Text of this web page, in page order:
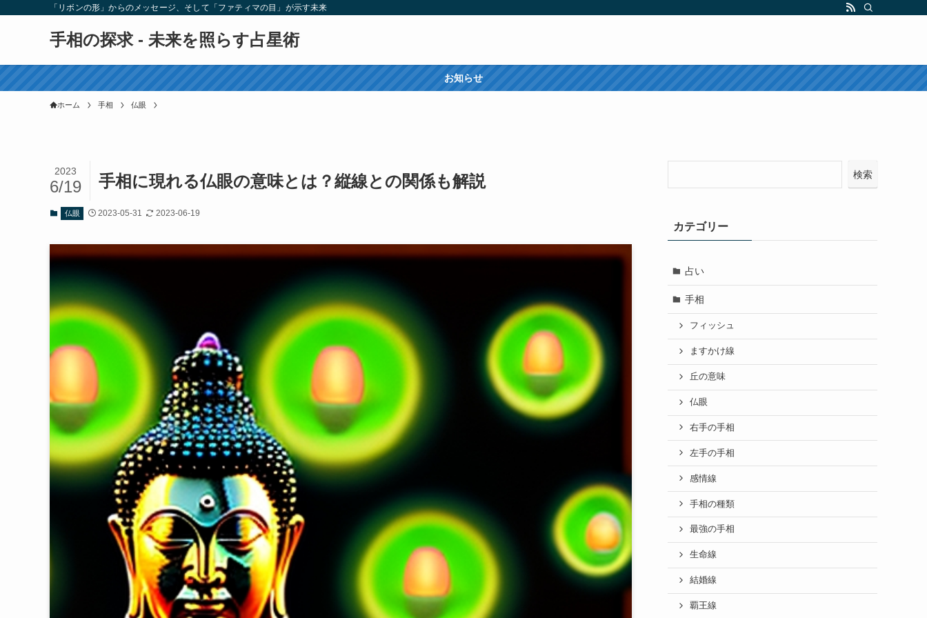
「リボンの形」からのメッセージ、そして「ファティマの目」が示す未来
手相の探求 - 未来を照らす占星術
お知らせ
ホーム 手相 仏眼
手相に現れる仏眼の意味とは？縦線との関係も解説
2023
6/19
仏眼 2023-05-31 2023-06-19
検索
カテゴリー
占い
手相
フィッシュ
ますかけ線
丘の意味
仏眼
右手の手相
左手の手相
感情線
手相の種類
最強の手相
生命線
結婚線
覇王線